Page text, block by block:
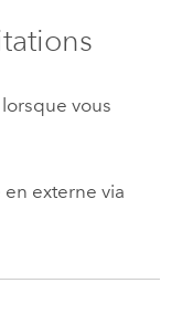
vous
en externe via